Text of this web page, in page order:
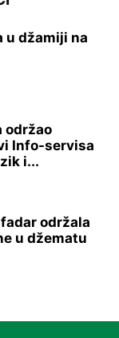
u džamiji na
održao
Info-servisa
i...
održala
u džematu